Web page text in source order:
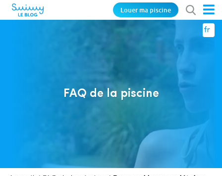
Louer ma piscine
fr
FAQ de la piscine